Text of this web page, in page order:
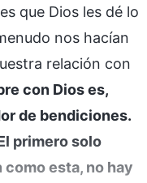
que Dios les dé lo
nos hacían
relación con
con Dios es,
de bendiciones.
primero solo
esta, no hay